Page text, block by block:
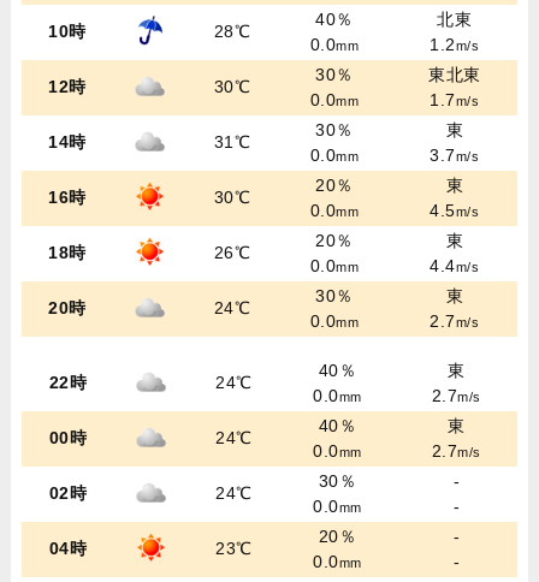
10時 28℃
40％
0.0mm
北東
1.2m/s
12時 30℃
30％
0.0mm
東北東
1.7m/s
14時 31℃
30％
0.0mm
東
3.7m/s
16時 30℃
20％
0.0mm
東
4.5m/s
18時 26℃
20％
0.0mm
東
4.4m/s
20時 24℃
30％
0.0mm
東
2.7m/s
22時 24℃
40％
0.0mm
東
2.7m/s
00時 24℃
40％
0.0mm
東
2.7m/s
02時 24℃
30％
0.0mm
-
-
04時 23℃
20％
0.0mm
-
-